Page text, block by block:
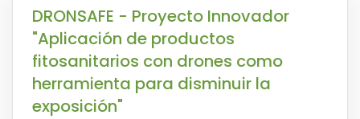
DRONSAFE - Proyecto Innovador
"Aplicación de productos
fitosanitarios con drones como
herramienta para disminuir la
exposición"